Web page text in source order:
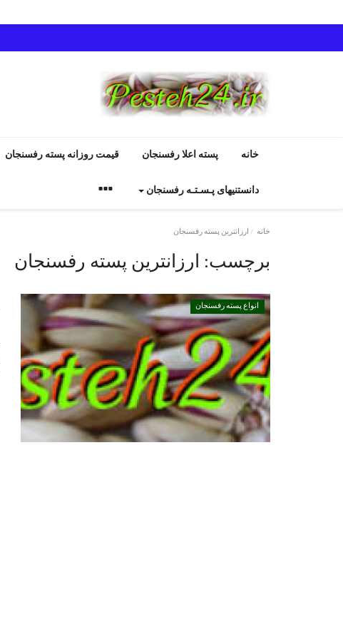
خانه پسته اعلا رفسنجان قیمت روزانه پسته رفسنجان
دانستنیهای پـسـتـه رفسنجان
خانه ارزانترین پسته رفسنجان
برچسب: ارزانترین پسته رفسنجان
انواع پسته رفسنجانانواع پسته رفسنجان